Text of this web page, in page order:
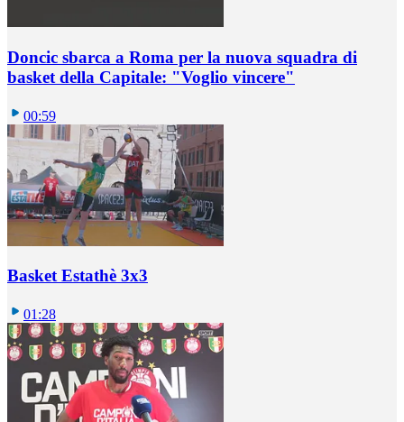
Doncic sbarca a Roma per la nuova squadra di
basket della Capitale: "Voglio vincere"
00:59
Basket Estathè 3x3
01:28